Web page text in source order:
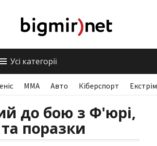
Усі категорії
ММА Авто Кіберспорт Екстрім
до бою з Ф'юрі,
поразки